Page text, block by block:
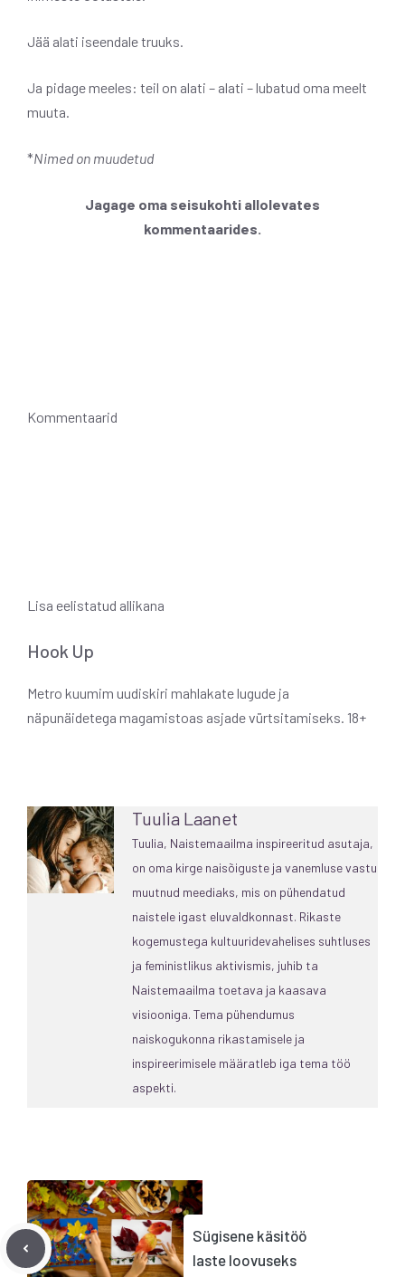
Jää alati iseendale truuks.
Ja pidage meeles: teil on alati – alati – lubatud oma meelt
muuta.
*Nimed on muudetud
Jagage oma seisukohti allolevates
kommentaarides.
Kommentaarid
Lisa eelistatud allikana
Hook Up
Metro kuumim uudiskiri mahlakate lugude ja
näpunäidetega magamistoas asjade vürtsitamiseks. 18+
Tuulia Laanet
Tuulia, Naistemaailma inspireeritud asutaja,
on oma kirge naisõiguste ja vanemluse vastu
muutnud meediaks, mis on pühendatud
naistele igast eluvaldkonnast. Rikaste
kogemustega kultuuridevahelises suhtluses
ja feministlikus aktivismis, juhib ta
Naistemaailma toetava ja kaasava
visiooniga. Tema pühendumus
naiskogukonna rikastamisele ja
inspireerimisele määratleb iga tema töö
aspekti.
Sügisene käsitöö
laste loovuseks